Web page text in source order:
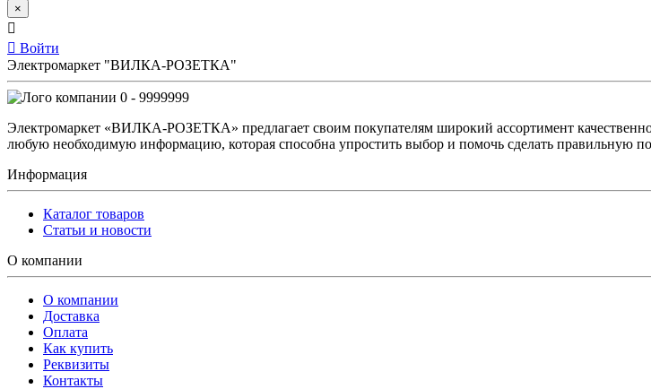
×
Войти
Электромаркет "ВИЛКА-РОЗЕТКА"
0 - 9999999
Электромаркет «ВИЛКА-РОЗЕТКА» предлагает своим покупателям широкий ассортимент
любую необходимую информацию, которая способна упростить выбор и помочь сделать правильную
Информация
Каталог товаров
Статьи и новости
О компании
О компании
Доставка
Оплата
Как купить
Реквизиты
Контакты